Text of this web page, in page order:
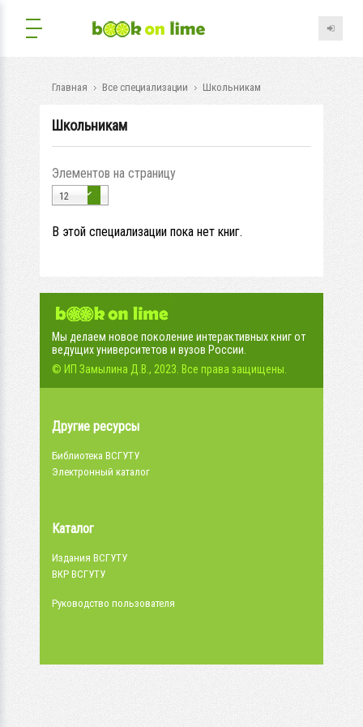
Главная Все специализации Школьникам
Школьникам
Элементов на страницу
12
В этой специализации пока нет книг.
Мы делаем новое поколение интерактивных книг от
ведущих университетов и вузов России.
© ИП Замылина Д.В., 2023. Все права защищены.
Другие ресурсы
Библиотека ВСГУТУ
Электронный каталог
Каталог
Издания ВСГУТУ
ВКР ВСГУТУ
Руководство пользователя